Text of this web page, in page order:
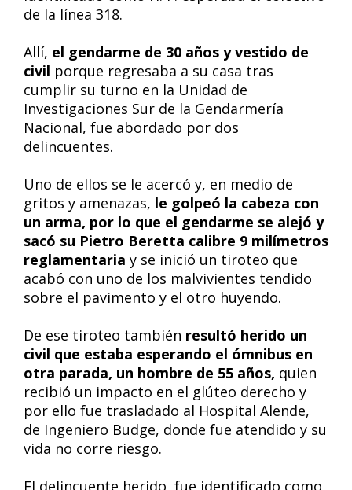
de la línea 318.
Allí, el gendarme de 30 años y vestido de
civil porque regresaba a su casa tras
cumplir su turno en la Unidad de
Investigaciones Sur de la Gendarmería
Nacional, fue abordado por dos
delincuentes.
Uno de ellos se le acercó y, en medio de
gritos y amenazas, le golpeó la cabeza con
un arma, por lo que el gendarme se alejó y
sacó su Pietro Beretta calibre 9 milímetros
reglamentaria y se inició un tiroteo que
acabó con uno de los malvivientes tendido
sobre el pavimento y el otro huyendo.
De ese tiroteo también resultó herido un
civil que estaba esperando el ómnibus en
otra parada, un hombre de 55 años, quien
recibió un impacto en el glúteo derecho y
por ello fue trasladado al Hospital Alende,
de Ingeniero Budge, donde fue atendido y su
vida no corre riesgo.